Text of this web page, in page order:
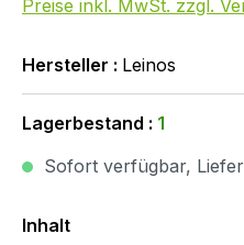
Preise inkl. MwSt. zzgl.
Hersteller : Leinos
Lagerbestand : 1
Sofort verfügbar,
InhaltAuswählen